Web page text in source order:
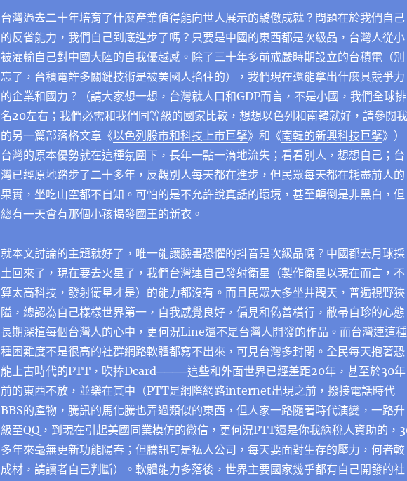
台灣過去二十年培育了什麼產業值得能向世人展示的驕傲成就？問題在於我們自己
的反省能力，我們自己到底進步了嗎？只要是中國的東西都是次級品，台灣人從小
被灌輸自己對中國大陸的自我優越感。除了三十年多前戒嚴時期設立的台積電（別
忘了，台積電許多關鍵技術是被美國人掐住的），我們現在還能拿出什麼具競爭力
的企業和國力？（請大家想一想，台灣就人口和GDP而言，不是小國，我們全球排
名20左右；我們必需和我們同等級的國家比較，想想以色列和南韓就好，請參閱我
的另一篇部落格文章《以色列股市和科技上市巨擘》和《南韓的新興科技巨擘》）
台灣的原本優勢就在這種氛圍下，長年一點一滴地流失；看看別人，想想自己；台
灣已經原地踏步了二十多年，反觀別人每天都在進步，但民眾每天都在耗盡前人的
果實，坐吃山空都不自知。可怕的是不允許說真話的環境，甚至顛倒是非黑白，但
總有一天會有那個小孩揭發國王的新衣。
就本文討論的主題就好了，唯一能讓臉書恐懼的抖音是次級品嗎？中國都去月球採
土回來了，現在要去火星了，我們台灣連自己發射衛星（製作衛星以現在而言，不
算太高科技，發射衛星才是）的能力都沒有。而且民眾大多坐井觀天，普遍視野狹
隘，總認為自己樣樣世界第一，自我感覺良好，偏見和偽善橫行，敝帚自珍的心態
長期深植每個台灣人的心中，更何況Line還不是台灣人開發的作品。而台灣連這種
種困難度不是很高的社群網路軟體都寫不出來，可見台灣多封閉。全民每天抱著恐
龍上古時代的PTT，吹捧Dcard────這些和外面世界已經差距20年，甚至於30年
前的東西不放，並樂在其中（PTT是網際網路internet出現之前，撥接電話時代
BBS的產物，騰訊的馬化騰也弄過類似的東西，但人家一路隨著時代演變，一路升
級至QQ，到現在引起美國同業模仿的微信，更何況PTT還是你我納稅人資助的，
多年來毫無更新功能陽春；但騰訊可是私人公司，每天要面對生存的壓力，何者較
成材，請讀者自己判斷）。軟體能力多落後，世界主要國家幾乎都有自己開發的社